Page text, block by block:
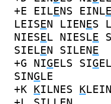
+E EILENS EINLE
LEISEN LIENES
NIESEL NIESLE
SIELEN SILENE
+G NIGELS SIG
SINGLE
+K KILNES K